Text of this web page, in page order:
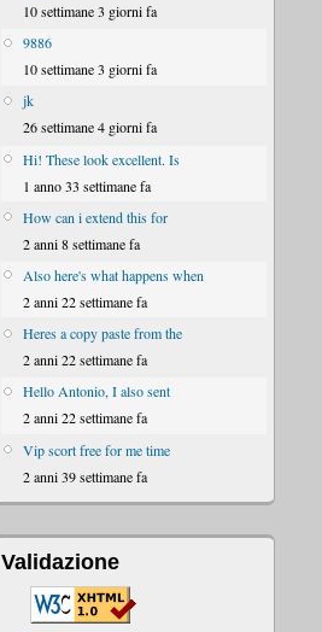
10 settimane 3 giorni fa
9886
10 settimane 3 giorni fa
jk
26 settimane 4 giorni fa
Hi! These look excellent. Is
1 anno 33 settimane fa
How can i extend this for
2 anni 8 settimane fa
Also here's what happens when
2 anni 22 settimane fa
Heres a copy paste from the
2 anni 22 settimane fa
Hello Antonio, I also sent
2 anni 22 settimane fa
Vip scort free for me time
2 anni 39 settimane fa
Validazione